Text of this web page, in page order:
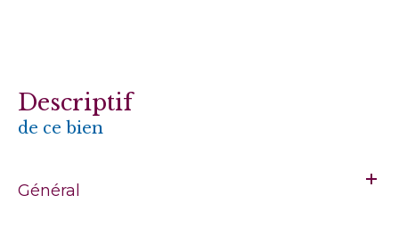
descriptif
de ce bien
Général